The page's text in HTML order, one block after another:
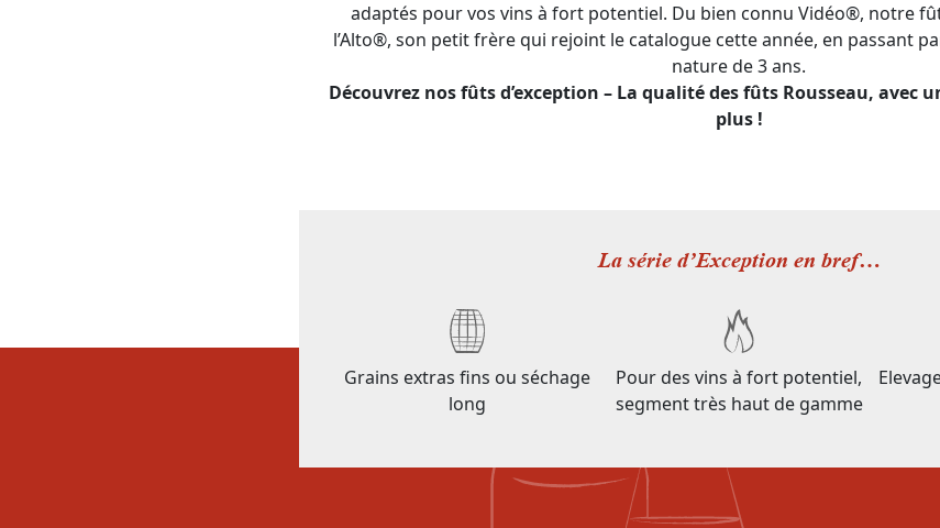
adaptés pour vos vins à fort potentiel. Du bien connu Vidéo®, notre
l’Alto®, son petit frère qui rejoint le catalogue cette année, en passant
nature de 3 ans.
Découvrez nos fûts d’exception – La qualité des fûts Rousseau, avec
plus !
La série d’Exception en bref…
Grains extras fins ou séchage
long
Pour des vins à fort potentiel,
segment très haut de gamme